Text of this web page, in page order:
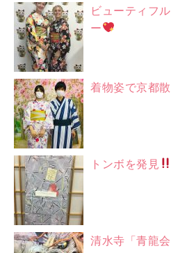
ビューティフル
ー
着物姿で京都
トンボを発見
清水寺「青龍